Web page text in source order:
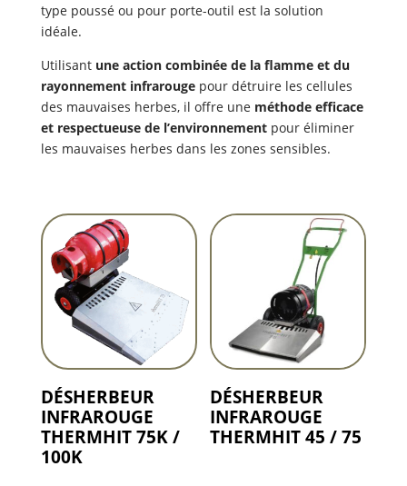
type poussé ou pour porte-outil est la solution
idéale.
Utilisant une action combinée de la flamme et du
rayonnement infrarougepour détruire les cellules
des mauvaises herbes, il offre une méthode efficace
et respectueuse de l’environnementpour éliminer
les mauvaises herbes dans les zones sensibles.
DÉSHERBEUR
INFRAROUGE
THERMHIT 75K /
100K
DÉSHERBEUR
INFRAROUGE
THERMHIT 45 / 75